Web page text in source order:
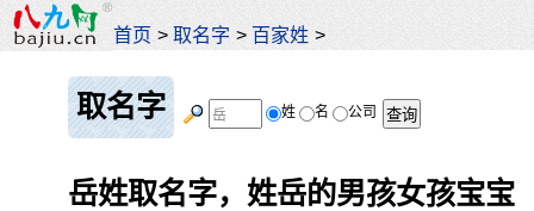
首页 >取名字 > 百家姓 >
取名字 姓 名 公司
岳姓取名字，姓岳的男孩女孩宝宝